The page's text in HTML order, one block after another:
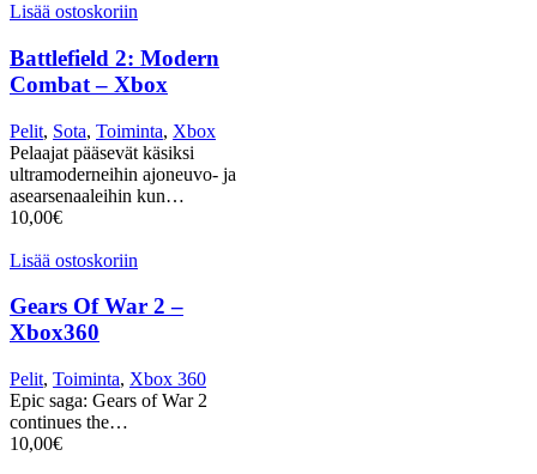
Lisää ostoskoriin
Battlefield 2: Modern
Combat – Xbox
Pelit, Sota, Toiminta, Xbox
Pelaajat pääsevät käsiksi
ultramoderneihin ajoneuvo- ja
asearsenaaleihin kun…
10,00€
Lisää ostoskoriin
Gears Of War 2 –
Xbox360
Pelit, Toiminta, Xbox 360
Epic saga: Gears of War 2
continues the…
10,00€